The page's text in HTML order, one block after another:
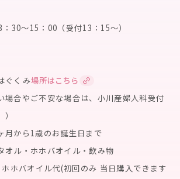
30〜15：00（受付13：15〜）
ぐくみ場所はこちら
場合やご不安な場合は、小川産婦人科受付
月から1歳のお誕生日まで
オル・ホホバオイル・飲み物
ホホバオイル代(初回のみ 当日購入できます